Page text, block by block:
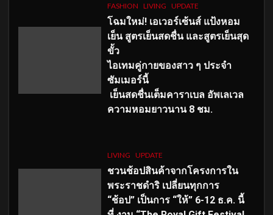
FASHION LIVING UPDATE
โฉมใหม่! เอเวอร์เซ้นส์ แป้งหอม
เย็น สูตรเย็นสดชื่น และสูตรเย็นสุด
ขั้ว
ไอเทมคู่กายของสาว ๆ ประจำ
ซัมเมอร์นี้
เย็นสดชื่นเต็มคาราเบล อัพเลเวล
ความหอมยาวนาน 8 ชม.
LIVING UPDATE
ชวนช้อปสินค้าจากโครงการใน
พระราชดำริ เปลี่ยนทุกการ
“ช้อป” เป็นการ “ให้” 6-12 ธ.ค. นี้